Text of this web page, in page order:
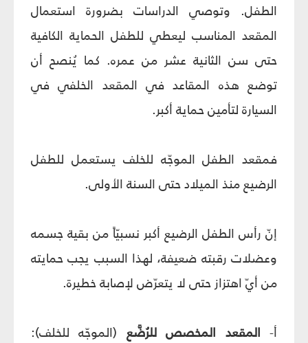
الطفل. وتوصي الدراسات بضرورة استعمال
المقعد المناسب ليعطي للطفل الحماية الكافية
حتى سن الثانية عشر من عمره. كما يُنصح أن
توضع هذه المقاعد في المقعد الخلفي في
السيارة لتأمين حماية أكبر.
فمقعد الطفل الموجّه للخلف يستعمل للطفل
الرضيع منذ الميلاد حتى السنة الأولى.
إنّ رأس الطفل الرضيع أكبر نسبيّاً من بقية جسمه
وعضلات رقبته ضعيفة، لهذا السبب يجب حمايته
من أيّ اهتزاز حتى لا يتعرّض لإصابة خطيرة.
أ- المقعد المخصص للرُضَّع (الموجّه للخلف):